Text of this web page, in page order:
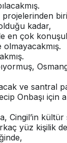
projelerinden
kadar,
en çok
ve santral
Onbaşı için
Cingil’in kültür
yüz kişilik